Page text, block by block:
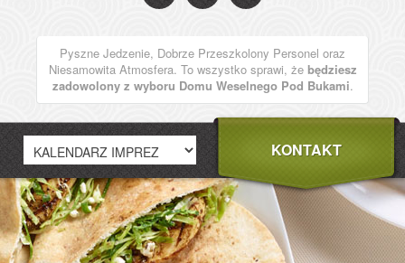
Pyszne Jedzenie, Dobrze Przeszkolony Personel oraz
Niesamowita Atmosfera. To wszystko sprawi, że będziesz
zadowolony z wyboru Domu Weselnego Pod Bukami.
KONTAKT